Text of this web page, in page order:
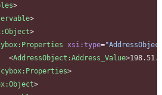
>
>
>
xsi:type=
<
AddressObject:Address_Value
cybox:Properties>
>